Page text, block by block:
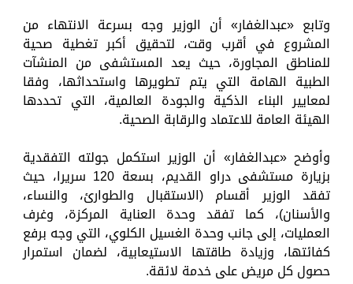
وتابع «عبدالغفار» أن الوزير وجه بسرعة الانتهاء من
المشروع في أقرب وقت، لتحقيق أكبر تغطية صحية
للمناطق المجاورة، حيث يعد المستشفى من المنشآت
الطبية الهامة التي يتم تطويرها واستحداثها، وفقا
لمعايير البناء الذكية والجودة العالمية، التي تحددها
الهيئة العامة للاعتماد والرقابة الصحية.
وأوضح «عبدالغفار» أن الوزير استكمل جولته التفقدية
بزيارة مستشفى دراو القديم، بسعة 120 سريرا، حيث
تفقد الوزير أقسام (الاستقبال والطوارئ، والنساء،
والأسنان)، كما تفقد وحدة العناية المركزة، وغرف
العمليات، إلى جانب وحدة الغسيل الكلوي، التي وجه برفع
كفائتها، وزيادة طاقتها الاستيعابية، لضمان استمرار
حصول كل مريض على خدمة لائقة.